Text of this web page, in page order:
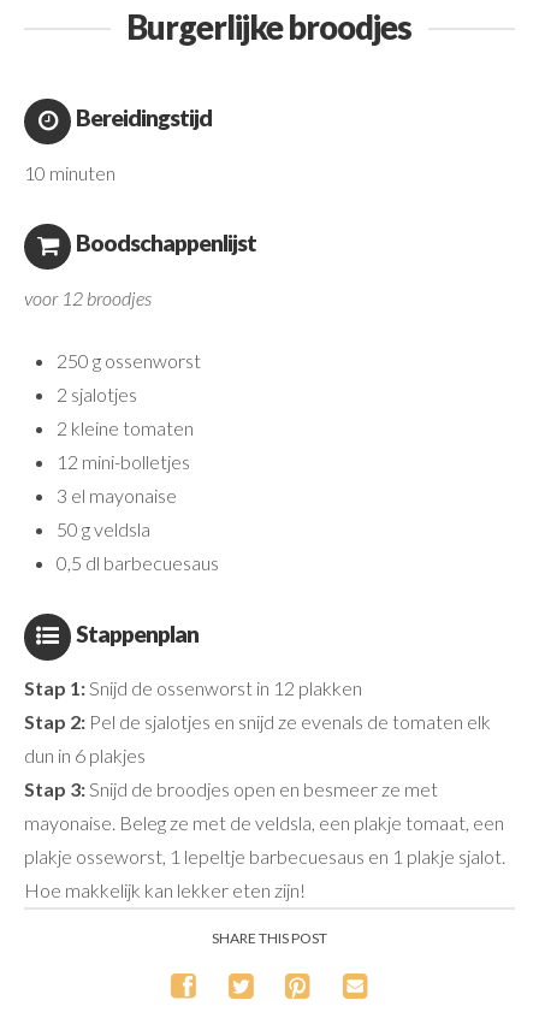
Burgerlijke broodjes
Bereidingstijd
10 minuten
Boodschappenlijst
voor 12 broodjes
250 g ossenworst
2 sjalotjes
2 kleine tomaten
12 mini-bolletjes
3 el mayonaise
50 g veldsla
0,5 dl barbecuesaus
Stappenplan
Stap 1:Snijd de ossenworst in 12 plakken
Stap 2: Pel de sjalotjes en snijd ze evenals de tomaten elk
dun in 6 plakjes
Stap 3:Snijd de broodjes open en besmeer ze met
mayonaise. Beleg ze met de veldsla, een plakje tomaat, een
plakje osseworst, 1 lepeltje barbecuesaus en 1 plakje sjalot.
Hoe makkelijk kan lekker eten zijn!
SHARE THIS POST